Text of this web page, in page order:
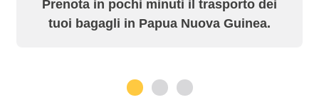
Prenota in pochi minuti il trasporto dei
tuoi bagagli in Papua Nuova Guinea.